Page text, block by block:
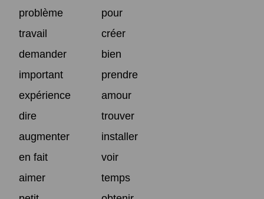
problème
pour
travail
créer
demander
bien
important
prendre
expérience
amour
dire
trouver
augmenter
installer
en fait
voir
aimer
temps